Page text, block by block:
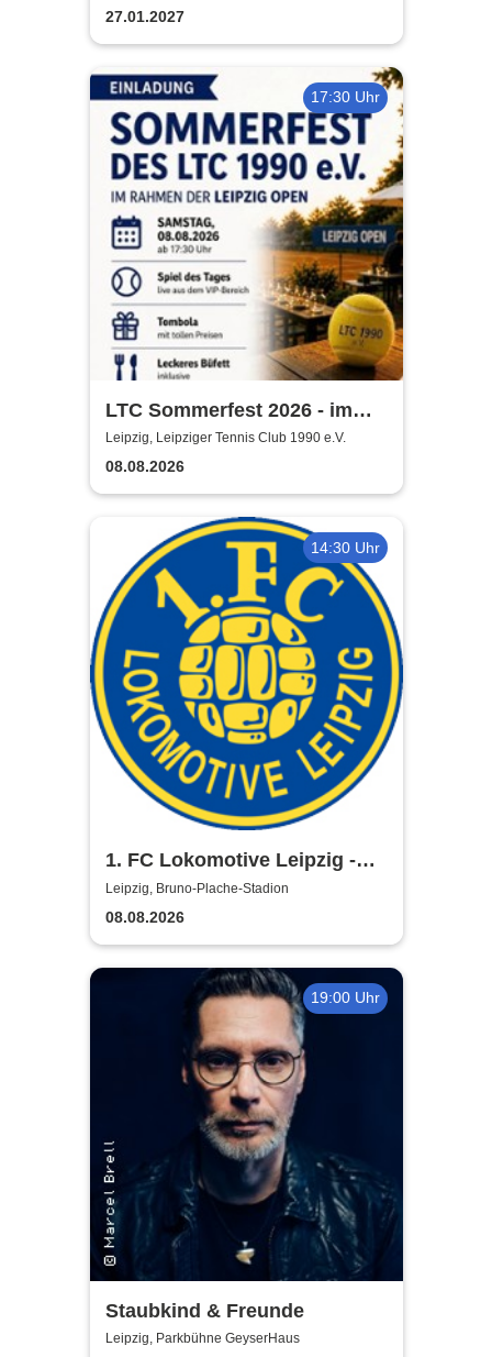
27.01.2027
17:30 Uhr
LTC Sommerfest 2026 - im
Rahmen der Leipzig Open
Leipzig, Leipziger Tennis Club 1990 e.V.
08.08.2026
14:30 Uhr
1. FC Lokomotive Leipzig -
Regionalliga Nordost
2026/2027
Leipzig, Bruno-Plache-Stadion
08.08.2026
19:00 Uhr
Staubkind & Freunde
Leipzig, Parkbühne GeyserHaus